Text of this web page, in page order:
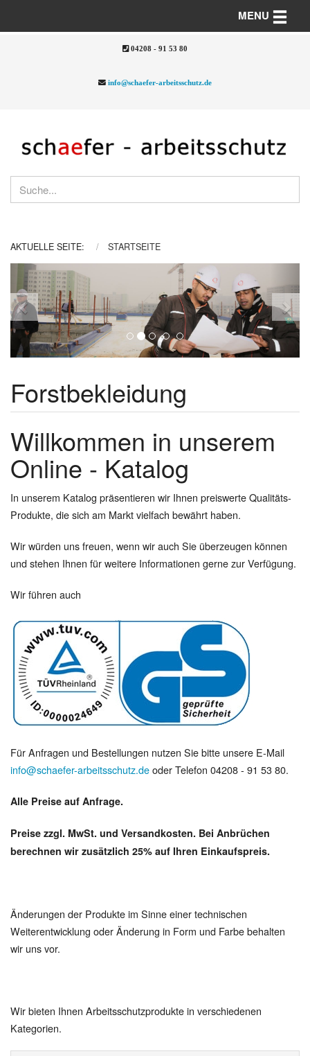
04208 - 91 53 80
info@schaefer-arbeitsschutz.de
MENU Toggle
AKTUELLE SEITE: STARTSEITE
Previous
Forstbekleidung
Willkommen in unserem
Online - Katalog
In unserem Katalog präsentieren wir Ihnen preiswerte Qualitäts-
Produkte, die sich am Markt vielfach bewährt haben.
Wir würden uns freuen, wenn wir auch Sie überzeugen können
und stehen Ihnen für weitere Informationen gerne zur Verfügung.
Wir führen auch
Für Anfragen und Bestellungen nutzen Sie bitte unsere E-Mail
info@schaefer-arbeitsschutz.deoder Telefon 04208 - 91 53 80.
Alle Preise auf Anfrage.
Preise zzgl. MwSt. und Versandkosten. Bei Anbrüchen
berechnen wir zusätzlich 25% auf Ihren Einkaufspreis.
Änderungen der Produkte im Sinne einer technischen
Weiterentwicklung oder Änderung in Form und Farbe behalten
wir uns vor.
Wir bieten Ihnen Arbeitsschutzprodukte in verschiedenen
Kategorien.